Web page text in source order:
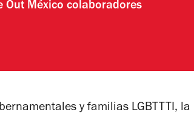
Out México colaboradores
y familias LGBTTTI, la